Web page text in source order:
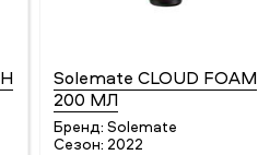
Solemate CLOUD FOAM
200 МЛ
Бренд: Solemate
Сезон: 2022